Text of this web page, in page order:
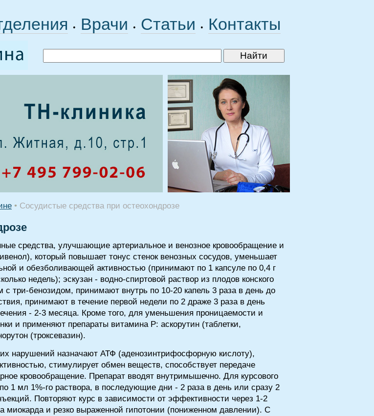
• Врачи • Статьи • Контакты
• Сосудистые средства при остеохондрозе
средства, улучшающие артериальное и венозное кровообращение и
который повышает тонус стенок венозных сосудов, уменьшает
и обезболивающей активностью (принимают по 1 капсуле по 0,4 г
недель); эскузан - водно-спиртовой раствор из плодов конского
три-бенозидом, принимают внутрь по 10-20 капель 3 раза в день до
принимают в течение первой недели по 2 драже 3 раза в день
- 2-3 месяца. Кроме того, для уменьшения проницаемости и
и применяют препараты витамина Р: аскорутин (таблетки,
(троксевазин).
нарушений назначают АТФ (аденозинтрифосфорную кислоту),
стимулирует обмен веществ, способствует передаче
кровообращение. Препарат вводят внутримышечно. Для курсового
1 мл 1%-го раствора, в последующие дни - 2 раза в день или сразу 2
Повторяют курс в зависимости от эффективности через 1-2
миокарда и резко выраженной гипотонии (пониженном давлении). С